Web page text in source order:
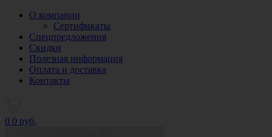
О компании
Сертификаты
Спецпредложения
Скидки
Полезная информация
Оплата и доставка
Контакты
0 0 руб.